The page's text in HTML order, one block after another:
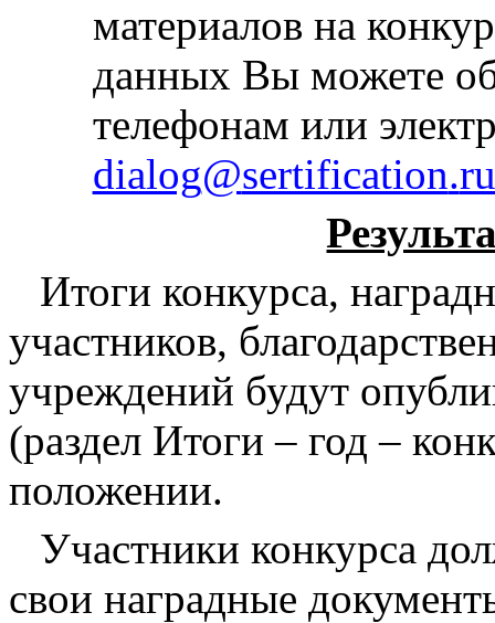
материалов на
данных Вы можете
телефонам или
dialog@sertification.ru
Итоги конкурса,
участников,
учреждений будут
(раздел Итоги – год –
положении.
Участники конкурса
свои наградные